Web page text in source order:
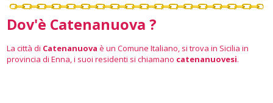
Dov'è Catenanuova ?
La città di Catenanuova è un Comune Italiano, si trova in Sicilia in
provincia di Enna, i suoi residenti si chiamano catenanuovesi.